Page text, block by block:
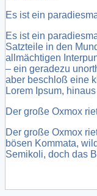
Es ist ein
Es ist ein
Satzteile in den
allmächtigen
– ein geradezu
aber beschloß eine
Lorem Ipsum,
Der große Oxmox
Der große Oxmox
bösen Kommata,
Semikoli, doch das